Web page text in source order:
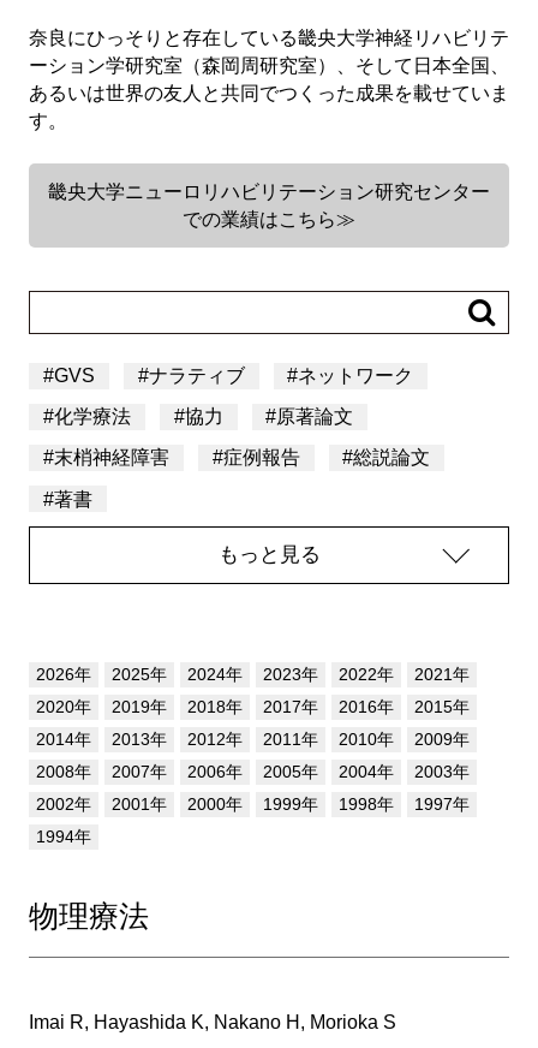
奈良にひっそりと存在している畿央大学神経リハビリテ
ーション学研究室（森岡周研究室）、そして日本全国、
あるいは世界の友人と共同でつくった成果を載せていま
す。
畿央大学ニューロリハビリテーション研究センター
での業績はこちら≫
#GVS #ナラティブ #ネットワーク
#化学療法 #協力 #原著論文
#末梢神経障害 #症例報告 #総説論文
#著書
もっと見る
2026年 2025年 2024年 2023年 2022年
2021年
2020年
2019年 2018年 2017年 2016年
2015年
2014年
2013年 2012年 2011年 2010年
2009年
2008年
2007年 2006年 2005年 2004年
2003年
2002年
2001年 2000年 1999年 1998年
1997年
1994年
物理療法
Imai R, Hayashida K, Nakano H, Morioka S